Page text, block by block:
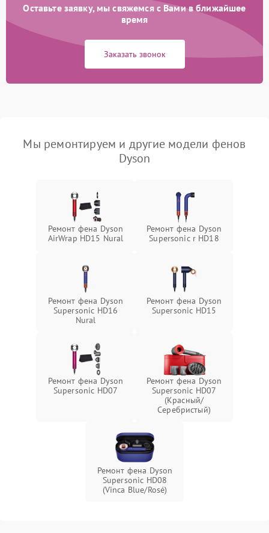
Оставьте заявку, мы свяжемся с Вами в ближайшее
время
Заказать звонок
Мы ремонтируем и другие модели фенов
Dyson
Ремонт фена Dyson
AirWrap HD15 Nural
Ремонт фена Dyson
Supersonic r HD18
Ремонт фена Dyson
Supersonic HD16
Nural
Ремонт фена Dyson
Supersonic HD15
Ремонт фена Dyson
Supersonic HD07
Ремонт фена Dyson
Supersonic HD07
(Красный/
Серебристый)
Ремонт фена Dyson
Supersonic HD08
(Vinca Blue/Rosé)